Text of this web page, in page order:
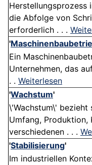
Herstellungsprozess
die Abfolge von
erforderlich . . .
'
Ein
Unternehmen, das
. . Weiterlesen
'Wachstum'
\'Wachstum\' bezieht
Umfang,
verschiedenen . . .
'Stabilisierung'
Im industriellen